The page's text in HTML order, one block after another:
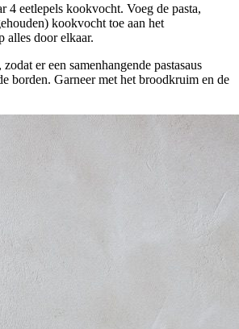
4 eetlepels kookvocht. Voeg de pasta,
kookvocht toe aan het
alles door elkaar.
er een samenhangende pastasaus
borden. Garneer met het broodkruim en de